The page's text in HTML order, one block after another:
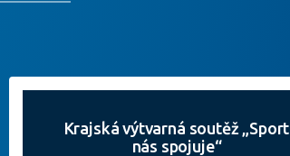
Krajská výtvarná soutěž „Sport
nás spojuje“